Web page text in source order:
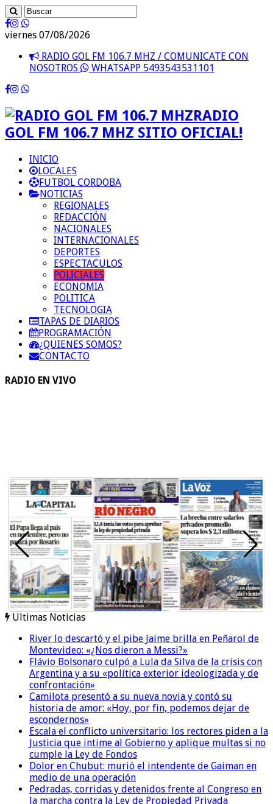
viernes 07/08/2026
RADIO GOL FM 106.7 MHZ / COMUNICATE CON
NOSOTROS
WHATSAPP 5493543531101
RADIO
GOL FM 106.7 MHZ SITIO OFICIAL!
INICIO
LOCALES
FUTBOL CORDOBA
NOTICIAS
REGIONALES
REDACCIÓN
NACIONALES
INTERNACIONALES
DEPORTES
ESPECTACULOS
POLICIALES
ECONOMIA
POLITICA
TECNOLOGIA
TAPAS DE DIARIOS
PROGRAMACIÓN
¿QUIENES SOMOS?
CONTACTO
RADIO EN VIVO
Ultimas Noticias
River lo descartó y el pibe Jaime brilla en Peñarol de
Montevideo: «¿Nos dieron a Messi?»
Flávio Bolsonaro culpó a Lula da Silva de la crisis con
Argentina y a su «política exterior ideologizada y de
confrontación»
Camilota presentó a su nueva novia y contó su
historia de amor: «Hoy, por fin, podemos dejar de
escondernos»
Escala el conflicto universitario: los rectores piden a la
Justicia que intime al Gobierno y aplique multas si no
cumple la Ley de Fondos
Dolor en Chubut: murió el intendente de Gaiman en
medio de una operación
Pedradas, corridas y detenidos frente al Congreso en
la marcha contra la Ley de Propiedad Privada